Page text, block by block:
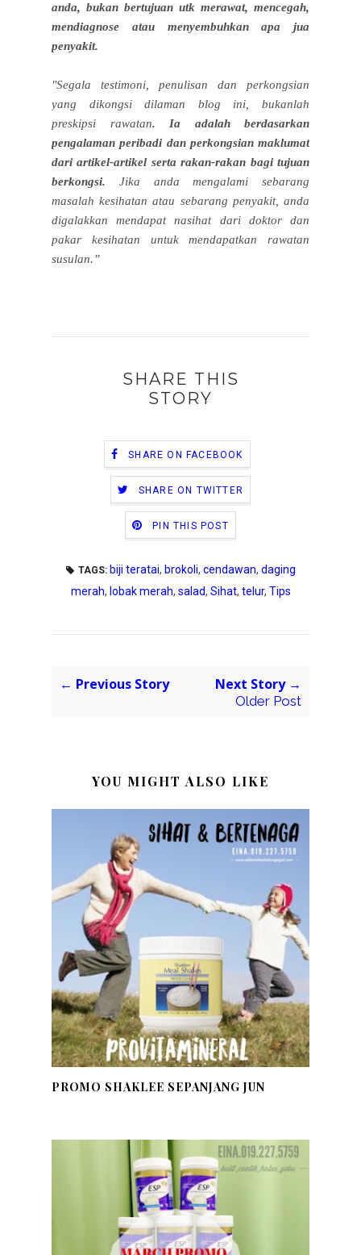
anda, bukan bertujuan utk merawat, mencegah,
mendiagnose atau menyembuhkan apa jua
penyakit.
"Segala testimoni, penulisan dan perkongsian
yang dikongsi dilaman blog ini, bukanlah
preskipsi rawatan. Ia adalah berdasarkan
pengalaman peribadi dan perkongsian maklumat
dari artikel-artikel serta rakan-rakan bagi tujuan
berkongsi. Jika anda mengalami sebarang
masalah kesihatan atau sebarang penyakit, anda
digalakkan mendapat nasihat dari doktor dan
pakar kesihatan untuk mendapatkan rawatan
susulan.”
SHARE THIS
STORY
SHARE ON FACEBOOK
SHARE ON TWITTER
PIN THIS POST
TAGS: biji teratai, brokoli, cendawan, daging
merah, lobak merah, salad, Sihat, telur, Tips
← Previous Story Next Story →
Older Post
YOU MIGHT ALSO LIKE
PROMO SHAKLEE SEPANJANG JUN